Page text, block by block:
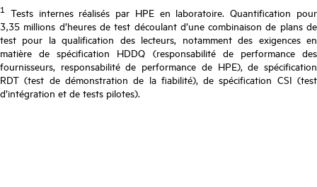
1 Tests internes réalisés par HPE en laboratoire. Quantification pour
3,35 millions d’heures de test découlant d’une combinaison de plans de
test pour la qualification des lecteurs, notamment des exigences en
matière de spécification HDDQ (responsabilité de performance des
fournisseurs, responsabilité de performance de HPE), de spécification
RDT (test de démonstration de la fiabilité), de spécification CSI (test
d’intégration et de tests pilotes).